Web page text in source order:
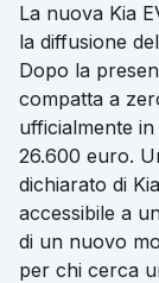
La nuova Kia
la diffusione
Dopo la
compatta a
ufficialmente
26.600 euro.
dichiarato di
accessibile a
di un nuovo
per chi cerca